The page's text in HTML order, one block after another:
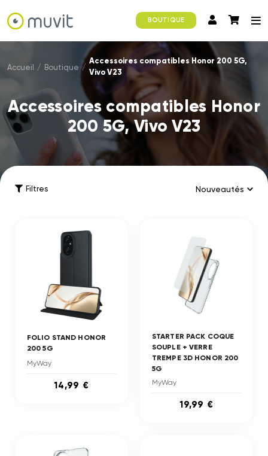
BOUTIQUE
Accueil / Boutique /
Accessoires compatibles Honor 200 5G,
Vivo V23
Accessoires compatibles Honor
200 5G, Vivo V23
Filtres
FOLIO STAND HONOR
200 5G
MyWay
14,99 €
STARTER PACK COQUE
SOUPLE + VERRE
TREMPE 3D HONOR 200
5G
MyWay
19,99 €